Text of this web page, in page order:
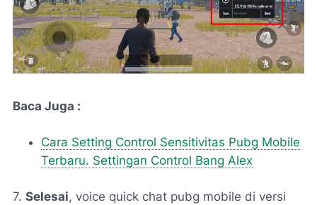
Baca Juga :
Cara Setting Control Sensitivitas Pubg Mobile
Terbaru. Settingan Control Bang Alex
7. Selesai, voice quick chat pubg mobile di versi